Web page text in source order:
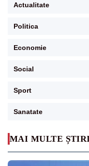
MAI MULTE
Actualitate
Politica
Economie
Social
Sport
Sanatate